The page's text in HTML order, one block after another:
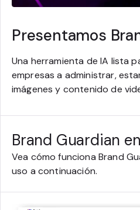
Presentamos
Una herramienta de IA lista
empresas a administrar,
imágenes y contenido de
Brand Guardian
Vea cómo funciona Brand
uso a continuación.